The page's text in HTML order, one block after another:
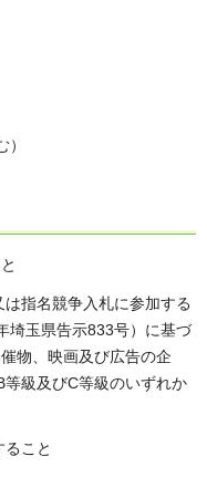
指名競争入札に参加する
埼玉県告示833号）に基づ
物、映画及び広告の企
級及びC等級のいずれか
こと